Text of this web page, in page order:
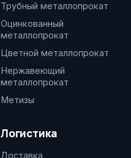
Трубный металлопрокат
Оцинкованный
металлопрокат
Цветной металлопрокат
Нержавеющий
металлопрокат
Метизы
Логистика
Доставка